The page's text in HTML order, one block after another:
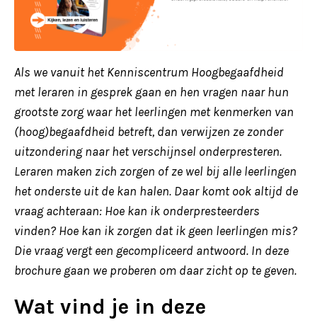
Als we vanuit het Kenniscentrum Hoogbegaafdheid
met leraren in gesprek gaan en hen vragen naar hun
grootste zorg waar het leerlingen met kenmerken van
(hoog)begaafdheid betreft, dan verwijzen ze zonder
uitzondering naar het verschijnsel onderpresteren.
Leraren maken zich zorgen of ze wel bij alle leerlingen
het onderste uit de kan halen. Daar komt ook altijd de
vraag achteraan: Hoe kan ik onderpresteerders
vinden? Hoe kan ik zorgen dat ik geen leerlingen mis?
Die vraag vergt een gecompliceerd antwoord. In deze
brochure gaan we proberen om daar zicht op te geven.
Wat vind je in deze